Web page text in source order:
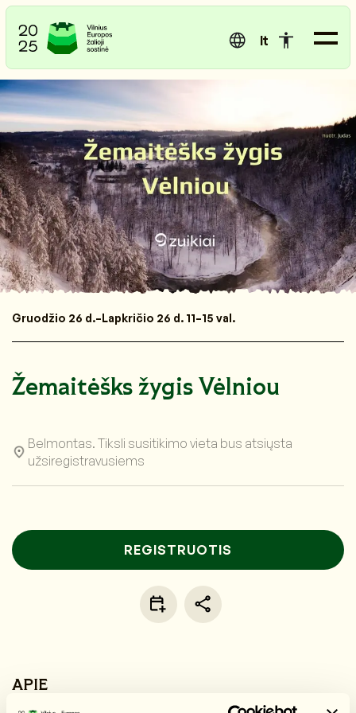
lt
Gruodžio 26 d.–Lapkričio 26 d. 11–15 val.
Žemaitėšks žygis Vėlniou
Belmontas. Tiksli susitikimo vieta bus atsiųsta
užsiregistravusiems
REGISTRUOTIS
APIE